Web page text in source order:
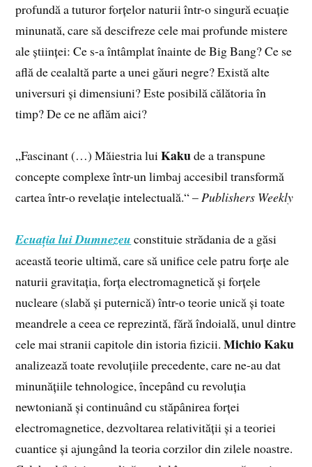
profundă a tuturor forțelor naturii într-o singură ecuație
minunată, care să descifreze cele mai profunde mistere
ale științei: Ce s-a întâmplat înainte de Big Bang? Ce se
află de cealaltă parte a unei găuri negre? Există alte
universuri și dimensiuni? Este posibilă călătoria în
timp? De ce ne aflăm aici?
„Fascinant (…) Măiestria luiKakude a transpune
concepte complexe într-un limbaj accesibil transformă
cartea într-o revelație intelectuală.“ –Publishers Weekly
Ecuația lui Dumnezeu constituie strădania de a găsi
această teorie ultimă, care să unifice cele patru forțe ale
naturii gravitația, forța electromagnetică și forțele
nucleare (slabă și puternică) într-o teorie unică și toate
meandrele a ceea ce reprezintă, fără îndoială, unul dintre
cele mai stranii capitole din istoria fizicii.Michio Kaku
analizează toate revoluțiile precedente, care ne-au dat
minunățiile tehnologice, începând cu revoluția
newtoniană și continuând cu stăpânirea forței
electromagnetice, dezvoltarea relativității și a teoriei
cuantice și ajungând la teoria corzilor din zilele noastre.